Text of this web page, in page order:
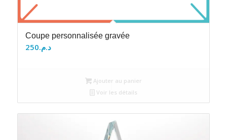
Coupe personnalisée gravée
د.م.250
Ajouter au panier
Voir les détails